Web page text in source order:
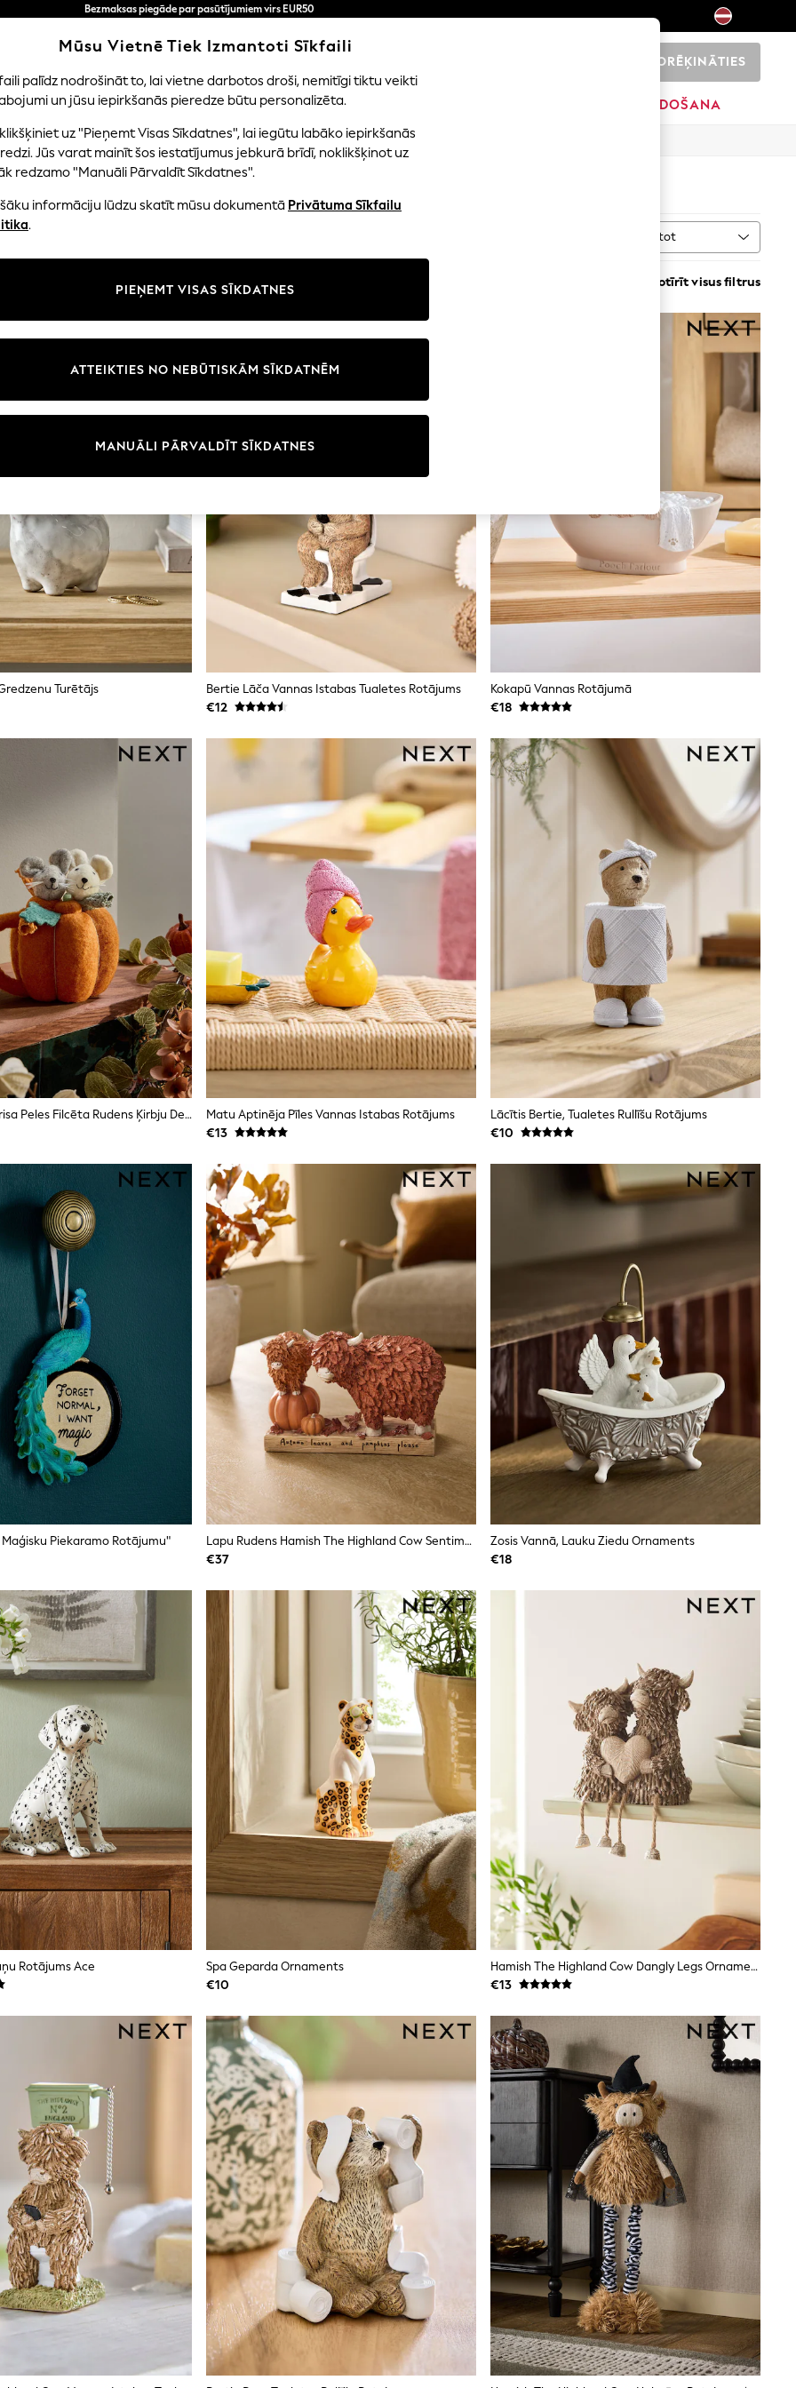
Tagad jūs varat
Ātrāk un drošāk,
norēķināšanās ar Maksājums caur banku
NORĒĶINĀTIES
MAZULIS SIEVIETES VĪRIEŠI IZPĀRDOŠANA
Kārtot
Notīrīt visus filtrus
Turētājs
Bertie Lāča Vannas Istabas Tualetes Rotājums
€12
Kokapū Vannas Rotājumā
€18
Martas Un Morisa Peles Filcēta Rudens Ķirbju Dekorācija
Matu Aptinēja Pīles Vannas Istabas Rotājums
€13
Lācītis Bertie, Tualetes Rullīšu Rotājums
€10
Maģisku Piekaramo Rotājumu"
Lapu Rudens Hamish The Highland Cow Sentimentālais Ornaments
€37
Zosis Vannā, Lauku Ziedu Ornaments
€18
Rotājums Ace
Spa Geparda Ornaments
€10
Hamish The Highland Cow Dangly Legs Ornaments
€13
Mūsu Vietnē Tiek Izmantoti Sīkfaili
palīdz nodrošināt to, lai vietne darbotos droši, nemitīgi tiktu veikti
un jūsu iepirkšanās pieredze būtu personalizēta.
uz "Pieņemt Visas Sīkdatnes", lai iegūtu labāko iepirkšanās
Jūs varat mainīt šos iestatījumus jebkurā brīdī, noklikšķinot uz
redzamo "Manuāli Pārvaldīt Sīkdatnes".
informāciju lūdzu skatīt mūsu dokumentā Privātuma Sīkfailu
.
PIEŅEMT VISAS SĪKDATNES
MANUĀLI PĀRVALDĪT SĪKDATNES
ATTEIKTIES NO NEBŪTISKĀM SĪKDATNĒM